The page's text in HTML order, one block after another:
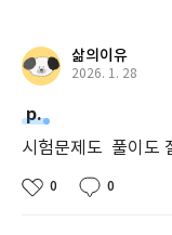
삶의이유
2026. 1. 28
p.
시험문제도 풀이도
0 0